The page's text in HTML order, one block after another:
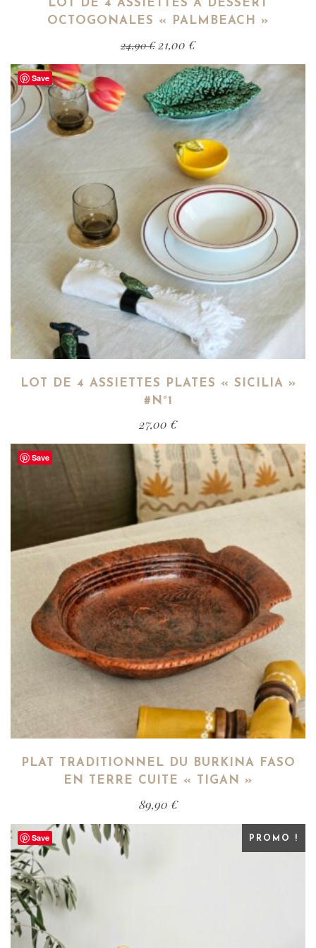
LOT DE 4 ASSIETTES À DESSERT
OCTOGONALES « PALMBEACH »
24,90€ 21,00 €
Save
LOT DE 4 ASSIETTES PLATES « SICILIA »
#N°1
27,00 €
Save
PLAT TRADITIONNEL DU BURKINA FASO
EN TERRE CUITE « TIGAN »
89,90 €
Save PROMO !